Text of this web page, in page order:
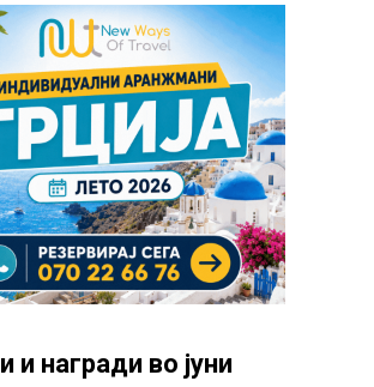
и награди во јуни